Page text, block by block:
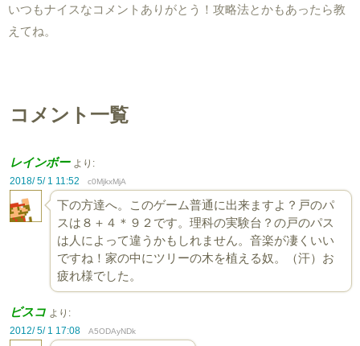
いつもナイスなコメントありがとう！攻略法とかもあったら教
えてね。
コメント一覧
レインボー より:
2018/ 5/ 1 11:52
c0MjkxMjA
下の方達へ。このゲーム普通に出来ますよ？戸のパ
スは８＋４＊９２です。理科の実験台？の戸のパス
は人によって違うかもしれません。音楽が凄くいい
ですね！家の中にツリーの木を植える奴。（汗）お
疲れ様でした。
ビスコ より:
2012/ 5/ 1 17:08
A5ODAyNDk